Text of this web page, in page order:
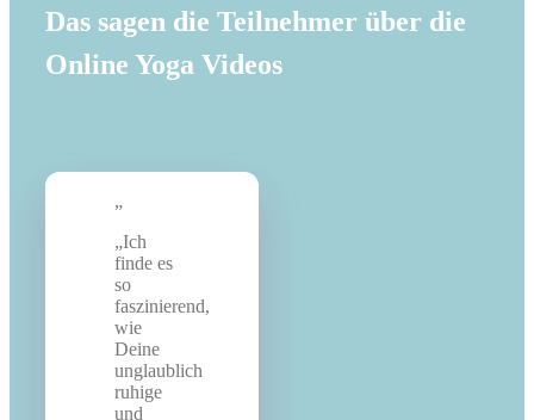
Das sagen die Teilnehmer über die
Online Yoga Videos
„Ich
finde es
so
faszinierend,
wie
Deine
unglaublich
ruhige
und